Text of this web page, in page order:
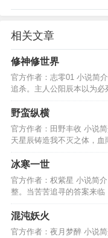
相关文章
修神修世界
官方作者：志零01 小说简
追杀。主人公阳辰本以为
界，随时准备大放异彩。…
野蛮纵横
官方作者：田野丰收 小说
天星辰铸造我不灭之体，
长剑，这是我的传说。…
冰寒一世
官方作者：权紫星 小说简
整。当苦苦追寻的答案来
世天骄，带领一世冰寒。…
混沌妖火
官方作者：夜月梦醉 小说